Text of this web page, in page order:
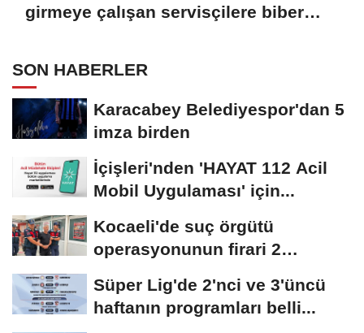
girmeye çalışan servisçilere biber
SON HABERLER
Karacabey Belediyespor'dan 5
imza birden
İçişleri'nden 'HAYAT 112 Acil
Mobil Uygulaması' için...
Kocaeli'de suç örgütü
operasyonunun firari 2
Süper Lig'de 2'nci ve 3'üncü
haftanın programları belli...